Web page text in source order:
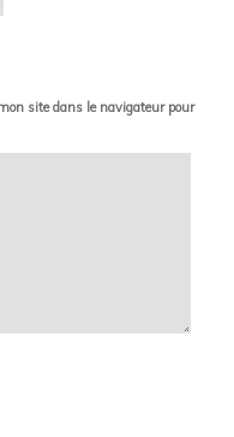
site dans le navigateur pour